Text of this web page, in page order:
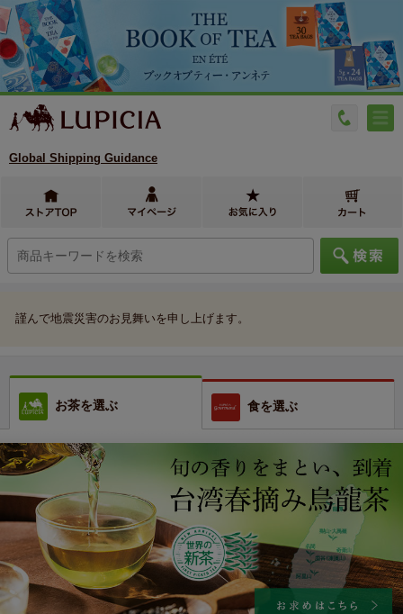
Global Shipping Guidance
謹んで地震災害のお見舞いを申し上げます。
お茶を選ぶ 食を選ぶ